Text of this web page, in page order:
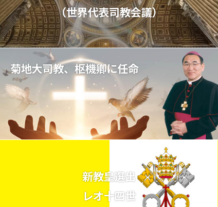
（世界代表司教会議）
菊地大司教、枢機卿に任命
新教皇選出
レオ十四世